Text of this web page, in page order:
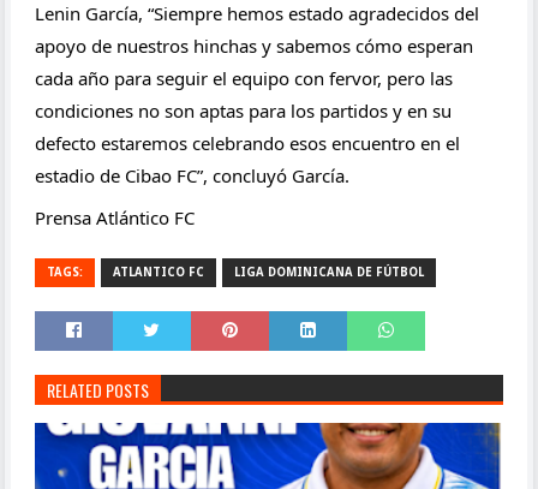
Lenin García, “Siempre hemos estado agradecidos del
apoyo de nuestros hinchas y sabemos cómo esperan
cada año para seguir el equipo con fervor, pero las
condiciones no son aptas para los partidos y en su
defecto estaremos celebrando esos encuentro en el
estadio de Cibao FC”, concluyó García.
Prensa Atlántico FC
TAGS: ATLANTICO FC LIGA DOMINICANA DE FÚTBOL
RELATED POSTS